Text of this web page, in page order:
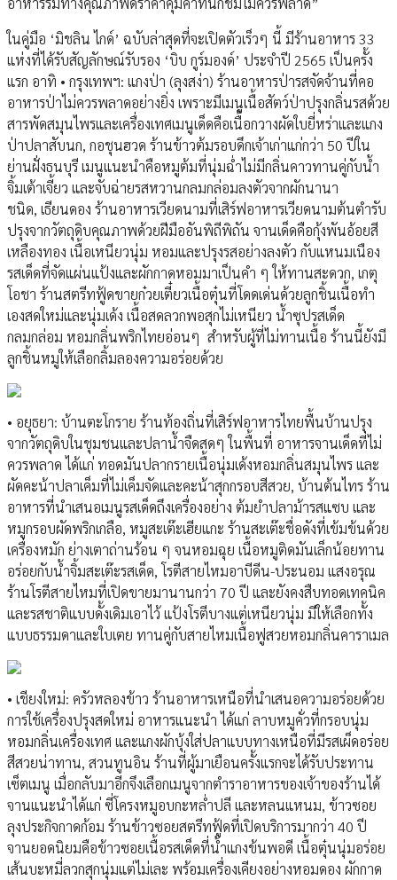
ในคู่มือ ‘มิชลิน ไกด์’ ฉบับล่าสุดที่จะเปิดตัวเร็วๆ นี้ มีร้านอาหาร 33
แห่งที่ได้รับสัญลักษณ์รับรอง ‘บิบ กูร์มองด์’ ประจำปี 2565 เป็นครั้ง
แรก อาทิ • กรุงเทพฯ: แกงป่า (ลุงสง่า) ร้านอาหารป่ารสจัดจ้านที่คอ
อาหารป่าไม่ควรพลาดอย่างยิ่ง เพราะมีเมนูเนื้อสัตว์ป่าปรุงกลิ่นรสด้วย
สารพัดสมุนไพรและเครื่องเทศเมนูเด็ดคือเนื้อกวางผัดใบยี่หร่าและแกง
ป่าปลาสับนก, กอชุนฮวด ร้านข้าวต้มรอบดึกเจ้าเก่าแก่กว่า 50 ปีใน
ย่านฝั่งธนบุรี เมนูแนะนำคือหมูต้มที่นุ่มฉ่ำไม่มีกลิ่นคาวทานคู่กับน้ำ
จิ้มเต้าเจี้ยว และจับฉ่ายรสหวานกลมกล่อมลงตัวจากผักนานา
ชนิด, เธียนดอง ร้านอาหารเวียดนามที่เสิร์ฟอาหารเวียดนามต้นตำรับ
ปรุงจากวัตถุดิบคุณภาพด้วยฝีมืออันพิถีพิถัน จานเด็ดคือกุ้งพันอ้อยสี
เหลืองทอง เนื้อเหนียวนุ่ม หอมและปรุงรสอย่างลงตัว กับแหนมเนือง
รสเด็ดที่จัดแผ่นแป้งและผักกาดหอมมาเป็นคำ ๆ ให้ทานสะดวก, เกตุ
โอชา ร้านสตรีทฟู้ดขายก๋วยเตี๋ยวเนื้อตุ๋นที่โดดเด่นด้วยลูกชิ้นเนื้อทำ
เองสดใหม่และนุ่มเด้ง เนื้อสดลวกพอสุกไม่เหนียว น้ำซุปรสเด็ด
กลมกล่อม หอมกลิ่นพริกไทยอ่อนๆ สำหรับผู้ที่ไม่ทานเนื้อ ร้านนี้ยังมี
ลูกชิ้นหมูให้เลือกลิ้มลองความอร่อยด้วย
• อยุธยา: บ้านตะโกราย ร้านท้องถิ่นที่เสิร์ฟอาหารไทยพื้นบ้านปรุง
จากวัตถุดิบในชุมชนและปลาน้ำจืดสดๆ ในพื้นที่ อาหารจานเด็ดที่ไม่
ควรพลาด ได้แก่ ทอดมันปลากรายเนื้อนุ่มเด้งหอมกลิ่นสมุนไพร และ
ผัดคะน้าปลาเค็มที่ไม่เค็มจัดและคะน้าสุกกรอบสีสวย, บ้านต้นไทร ร้าน
อาหารที่นำเสนอเมนูรสเด็ดถึงเครื่องอย่าง ต้มยำปลาม้ารสแซบ และ
หมูกรอบผัดพริกเกลือ, หมูสะเต๊ะเฮียแกะ ร้านสะเต๊ะชื่อดังที่เข้มข้นด้วย
เครื่องหมัก ย่างเตาถ่านร้อน ๆ จนหอมฉุย เนื้อหมูติดมันเล็กน้อยทาน
อร่อยกับน้ำจิ้มสะเต๊ะรสเด็ด, โรตีสายไหมอาบีดีน-ประนอม แสงอรุณ
ร้านโรตีสายไหมที่เปิดขายมานานกว่า 70 ปี และยังคงสืบทอดเทคนิค
และรสชาติแบบดั้งเดิมเอาไว้ แป้งโรตีบางแต่เหนียวนุ่ม มีให้เลือกทั้ง
แบบธรรมดาและใบเตย ทานคู่กับสายไหมเนื้อฟูสวยหอมกลิ่นคาราเมล
• เชียงใหม่: ครัวหลองข้าว ร้านอาหารเหนือที่นำเสนอความอร่อยด้วย
การใช้เครื่องปรุงสดใหม่ อาหารแนะนำ ได้แก่ ลาบหมูคั่วที่กรอบนุ่ม
หอมกลิ่นเครื่องเทศ และแกงผักบุ้งใส่ปลาแบบทางเหนือที่มีรสเผ็ดอร่อย
สีสวยน่าทาน, สวนทูนอิน ร้านที่ผู้มาเยือนครั้งแรกจะได้รับประทาน
เซ็ตเมนู เมื่อกลับมาอีกจึงเลือกเมนูจากตำราอาหารของเจ้าของร้านได้
จานแนะนำได้แก่ ซี่โครงหมูอบกะหล่ำปลี และหลนแหนม, ข้าวซอย
ลุงประกิจกาดก้อม ร้านข้าวซอยสตรีทฟู้ดที่เปิดบริการมากว่า 40 ปี
จานยอดนิยมคือข้าวซอยเนื้อรสเด็ดที่น้ำแกงข้นพอดี เนื้อตุ๋นนุ่มอร่อย
เส้นบะหมี่ลวกสุกนุ่มแต่ไม่เละ พร้อมเครื่องเคียงอย่างหอมดอง ผักกาด